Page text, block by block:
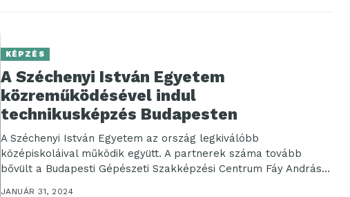
KÉPZÉS
A Széchenyi István Egyetem
közreműködésével indul
technikusképzés Budapesten
A Széchenyi István Egyetem az ország legkiválóbb
középiskoláival működik együtt. A partnerek száma tovább
bővült a Budapesti Gépészeti Szakképzési Centrum Fáy András
JANUÁR 31, 2024